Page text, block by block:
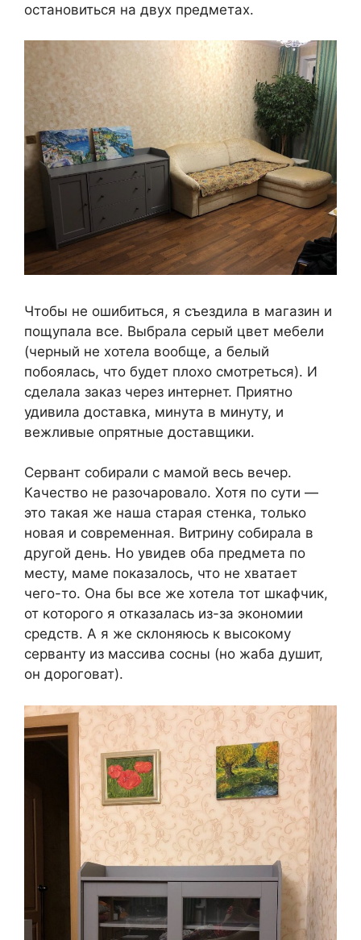
остановиться на двух предметах.
Чтобы не ошибиться, я съездила в магазин и
пощупала все. Выбрала серый цвет мебели
(черный не хотела вообще, а белый
побоялась, что будет плохо смотреться). И
сделала заказ через интернет. Приятно
удивила доставка, минута в минуту, и
вежливые опрятные доставщики.
Сервант собирали с мамой весь вечер.
Качество не разочаровало. Хотя по сути —
это такая же наша старая стенка, только
новая и современная. Витрину собирала в
другой день. Но увидев оба предмета по
месту, маме показалось, что не хватает
чего-то. Она бы все же хотела тот шкафчик,
от которого я отказалась из-за экономии
средств. А я же склоняюсь к высокому
серванту из массива сосны (но жаба душит,
он дороговат).